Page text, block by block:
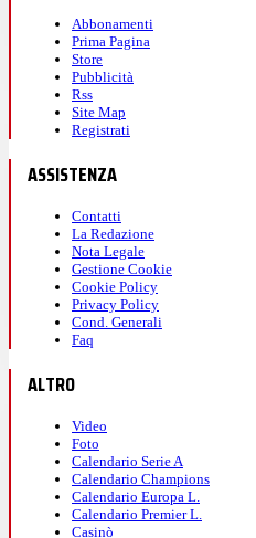
Abbonamenti
Prima Pagina
Store
Pubblicità
Rss
Site Map
Registrati
ASSISTENZA
Contatti
La Redazione
Nota Legale
Gestione Cookie
Cookie Policy
Privacy Policy
Cond. Generali
Faq
ALTRO
Video
Foto
Calendario Serie A
Calendario Champions
Calendario Europa L.
Calendario Premier L.
Casinò